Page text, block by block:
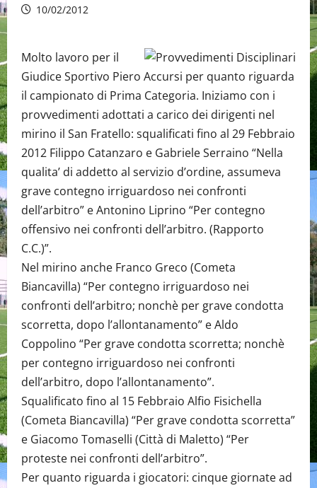
10/02/2012
Molto lavoro per il
Giudice Sportivo Piero Accursi per quanto riguarda
il campionato di Prima Categoria. Iniziamo con i
provvedimenti adottati a carico dei dirigenti nel
mirino il San Fratello: squalificati fino al 29 Febbraio
2012 Filippo Catanzaro e Gabriele Serraino “Nella
qualita’ di addetto al servizio d’ordine, assumeva
grave contegno irriguardoso nei confronti
dell’arbitro” e Antonino Liprino “Per contegno
offensivo nei confronti dell’arbitro. (Rapporto
C.C.)”.
Nel mirino anche Franco Greco (Cometa
Biancavilla) “Per contegno irriguardoso nei
confronti dell’arbitro; nonchè per grave condotta
scorretta, dopo l’allontanamento” e Aldo
Coppolino “Per grave condotta scorretta; nonchè
per contegno irriguardoso nei confronti
dell’arbitro, dopo l’allontanamento”.
Squalificato fino al 15 Febbraio Alfio Fisichella
(Cometa Biancavilla) “Per grave condotta scorretta”
e Giacomo Tomaselli (Città di Maletto) “Per
proteste nei confronti dell’arbitro”.
Per quanto riguarda i giocatori: cinque giornate ad